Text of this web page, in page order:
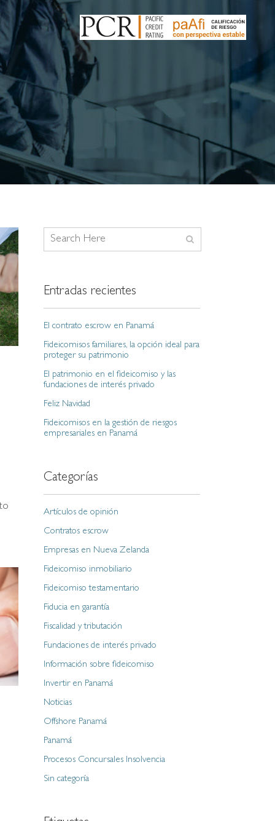
Entradas recientes
El contrato escrow en Panamá
Fideicomisos familiares, la opción ideal para
proteger su patrimonio
El patrimonio en el fideicomiso y las
fundaciones de interés privado
Feliz Navidad
Fideicomisos en la gestión de riesgos
empresariales en Panamá
Categorías
Artículos de opinión
Contratos escrow
Empresas en Nueva Zelanda
Fideicomiso inmobiliario
Fideicomiso testamentario
Fiducia en garantía
Fiscalidad y tributación
Fundaciones de interés privado
Información sobre fideicomiso
Invertir en Panamá
Noticias
Offshore Panamá
Panamá
Procesos Concursales Insolvencia
Sin categoría